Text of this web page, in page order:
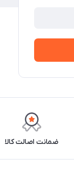
ضمانت اصالت کالا